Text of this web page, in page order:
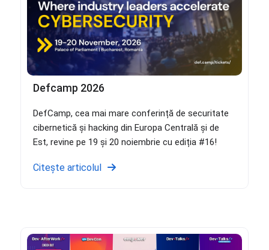
Defcamp 2026
DefCamp, cea mai mare conferință de securitate
cibernetică și hacking din Europa Centrală și de
Est, revine pe 19 și 20 noiembrie cu ediția #16!
Citește articolul